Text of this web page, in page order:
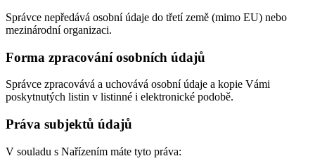
Správce nepředává osobní údaje do třetí země (mimo EU) nebo
mezinárodní organizaci.
Forma zpracování osobních údajů
Správce zpracovává a uchovává osobní údaje a kopie Vámi
poskytnutých listin v listinné i elektronické podobě.
Práva subjektů údajů
V souladu s Nařízením máte tyto práva: